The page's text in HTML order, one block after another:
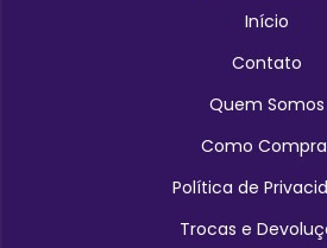
Início
Contato
Quem Somos
Como
Política de
Trocas e